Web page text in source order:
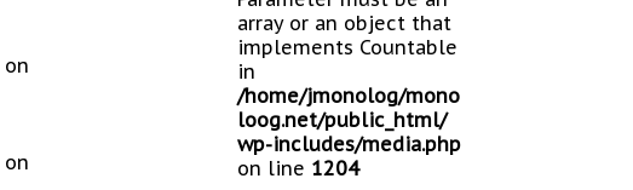
on
on
array or an object that
implements Countable
in
/home/jmonolog/mono
loog.net/public_html/
wp-includes/media.php
on line 1204